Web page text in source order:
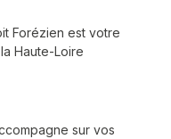
Forézien est votre
Haute-Loire
sur vos